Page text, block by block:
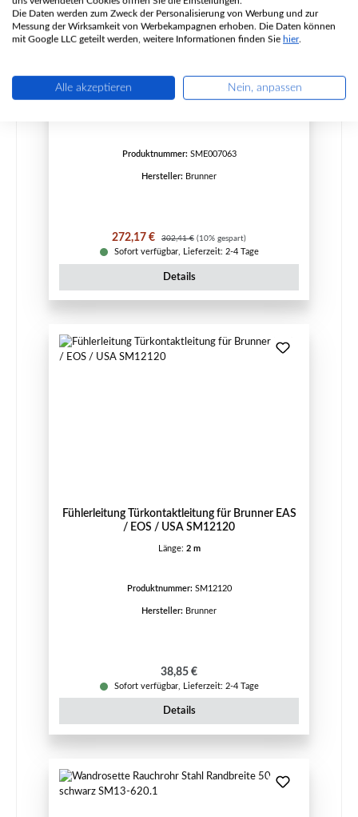
Abgasfühleranschluss für Brunner USA
Produktnummer: SME007063
Hersteller: Brunner
Verkaufspreis:
272,17 € Regulärer Preis:
302,41 € (10% gespart)
Sofort verfügbar, Lieferzeit: 2-4 Tage
Details
Fühlerleitung Türkontaktleitung für Brunner EAS
/ EOS / USA SM12120
Länge: 2 m
Produktnummer: SM12120
Hersteller: Brunner
Regulärer Preis:
38,85 €
Sofort verfügbar, Lieferzeit: 2-4 Tage
Details
Die Daten werden zum Zweck der Personalisierung von Werbung und zur
Messung der Wirksamkeit von Werbekampagnen erhoben. Die Daten können
mit Google LLC geteilt werden, weitere Informationen finden Sie hier.
Alle akzeptieren Nein, anpassen